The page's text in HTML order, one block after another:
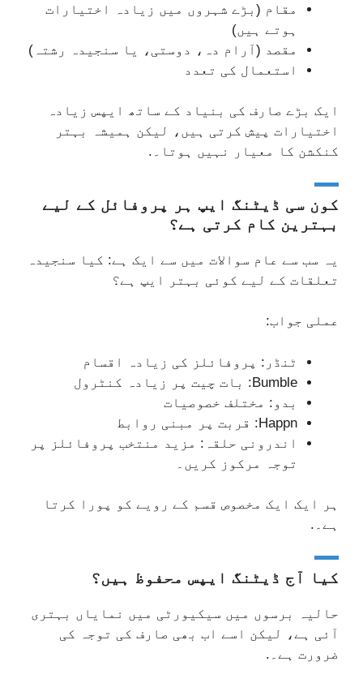
مقام (بڑے شہروں میں زیادہ اختیارات
ہوتے ہیں)
مقصد (آرام دہ، دوستی، یا سنجیدہ رشتہ)
استعمال کی تعدد
ایک بڑے صارف کی بنیاد کے ساتھ ایپس زیادہ
اختیارات پیش کرتی ہیں، لیکن ہمیشہ بہتر
کنکشن کا معیار نہیں ہوتا۔.
کون سی ڈیٹنگ ایپ ہر پروفائل کے لیے
بہترین کام کرتی ہے؟
یہ سب سے عام سوالات میں سے ایک ہے: کیا سنجیدہ
تعلقات کے لیے کوئی بہتر ایپ ہے؟
عملی جواب:
ٹنڈر: پروفائلز کی زیادہ اقسام
Bumble: بات چیت پر زیادہ کنٹرول
بدو: مختلف خصوصیات
Happn: قربت پر مبنی روابط
اندرونی حلقہ: مزید منتخب پروفائلز پر
توجہ مرکوز کریں۔
ہر ایک ایک مخصوص قسم کے رویے کو پورا کرتا
ہے۔.
کیا آج ڈیٹنگ ایپس محفوظ ہیں؟
حالیہ برسوں میں سیکیورٹی میں نمایاں بہتری
آئی ہے، لیکن اسے اب بھی صارف کی توجہ کی
ضرورت ہے۔.